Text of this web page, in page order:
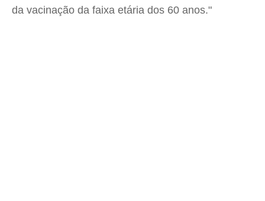
da vacinação da faixa etária dos 60 anos."